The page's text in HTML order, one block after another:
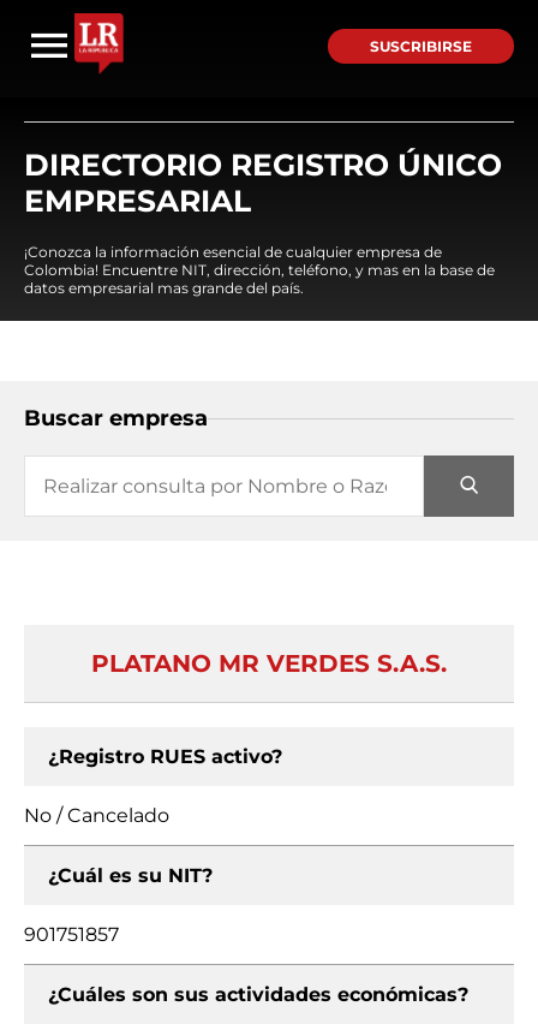
SUSCRIBIRSE
DIRECTORIO REGISTRO ÚNICO
EMPRESARIAL
¡Conozca la información esencial de cualquier empresa de
Colombia! Encuentre NIT, dirección, teléfono, y mas en la base de
datos empresarial mas grande del país.
Buscar empresa
PLATANO MR VERDES S.A.S.
¿Registro RUES activo?
No / Cancelado
¿Cuál es su NIT?
901751857
¿Cuáles son sus actividades económicas?